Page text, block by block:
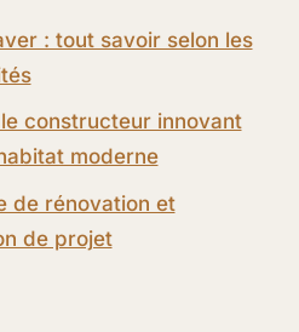
: tout savoir selon les
constructeur innovant
moderne
de rénovation et
de projet